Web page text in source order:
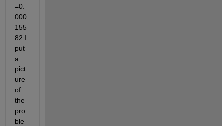
=0.
000
155
82 I
put
a
pict
ure
of
the
pro
ble